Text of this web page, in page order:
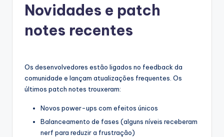
Novidades e patch
notes recentes
Os desenvolvedores estão ligados no feedback da
comunidade e lançam atualizações frequentes. Os
últimos patch notes trouxeram:
Novos power-ups com efeitos únicos
Balanceamento de fases (alguns níveis receberam
nerf para reduzir a frustração)